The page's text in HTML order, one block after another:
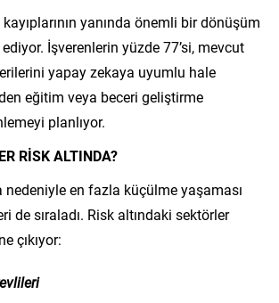
yanında önemli bir dönüşüm
İşverenlerin yüzde 77’si, mevcut
yapay zekaya uyumlu hale
eğitim veya beceri geliştirme
planlıyor.
RİSK ALTINDA?
nedeniyle en fazla küçülme yaşaması
de sıraladı. Risk altındaki sektörler
çıkıyor: